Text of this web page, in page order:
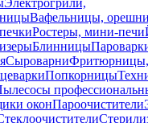
Электрогрили,
Вафельницы,
Ростеры, мини-печи
Блинницы
Сыроварни
Попкорницы
оконПароочистители